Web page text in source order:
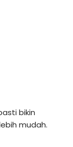
bikin
mudah.